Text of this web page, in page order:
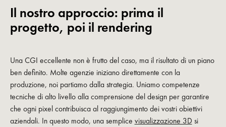
Il nostro approccio: prima il
progetto, poi il rendering
Una CGI eccellente non è frutto del caso, ma il risultato di un piano
ben definito. Molte agenzie iniziano direttamente con la
produzione, noi partiamo dalla strategia. Uniamo competenze
tecniche di alto livello alla comprensione del design per garantire
che ogni pixel contribuisca al raggiungimento dei vostri obiettivi
aziendali. In questo modo, una semplice visualizzazione 3D si